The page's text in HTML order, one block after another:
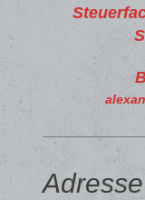
Adresse